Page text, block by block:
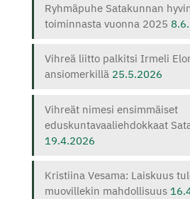
Ryhmäpuhe Satakunnan
toiminnasta vuonna 2025
Vihreä liitto palkitsi Irmeli
ansiomerkillä 25.5.2026
Vihreät nimesi ensimmäiset
eduskuntavaaliehdokkaat
19.4.2026
Kristiina Vesama: Laiskuus
muovillekin mahdollisuus